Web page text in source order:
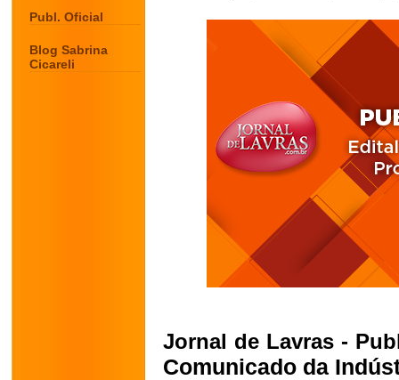
Publ. Oficial
Blog Sabrina
Cicareli
Jornal de Lavras -
Comunicado da